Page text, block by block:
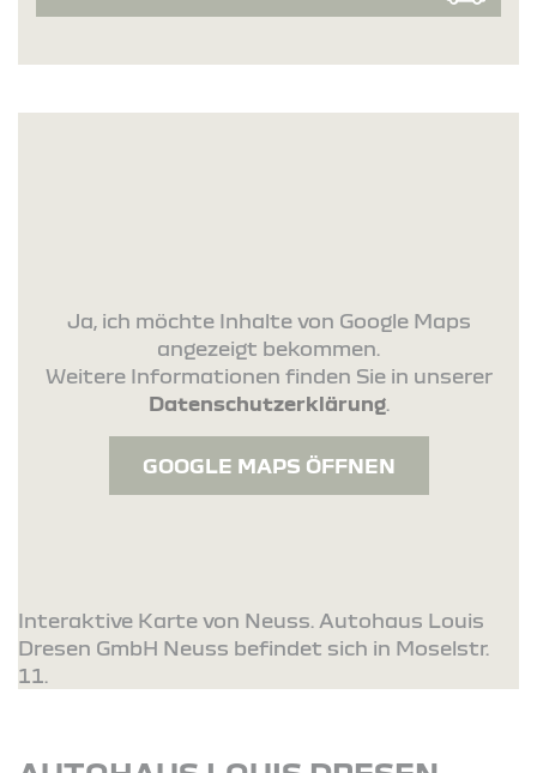
Ja, ich möchte Inhalte von Google Maps
angezeigt bekommen.
Weitere Informationen finden Sie in unserer
Datenschutzerklärung.
GOOGLE MAPS ÖFFNEN
Interaktive Karte von Neuss. Autohaus Louis
Dresen GmbH Neuss befindet sich in Moselstr.
11.